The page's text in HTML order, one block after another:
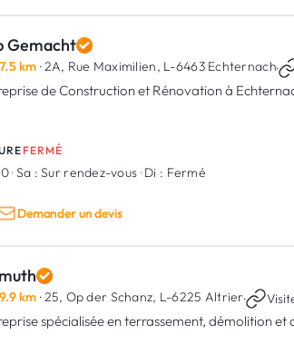
Gemacht
7.5 km · 2A, Rue Maximilien, L-6463 Echternach·
de Construction et Rénovation à
FERMÉ
·Sa : Sur rendez-vous ·Di : Fermé
Demander un devis
9.9 km · 25, Op der Schanz, L-6225 Altrier·
spécialisée en terrassement, démolition